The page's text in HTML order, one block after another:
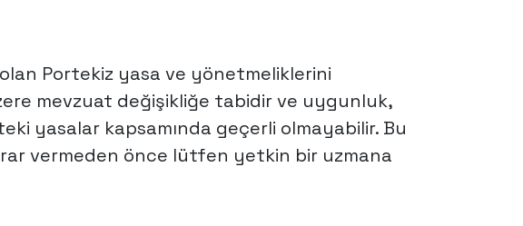
Portekiz yasa ve yönetmeliklerini
mevzuat değişikliğe tabidir ve uygunluk,
yasalar kapsamında geçerli olmayabilir. Bu
vermeden önce lütfen yetkin bir uzmana